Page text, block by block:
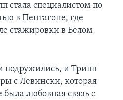
стала специалистом по
в Пентагоне, где
стажировки в Белом
подружились, и Трипп
с Левински, которая
была любовная связь с